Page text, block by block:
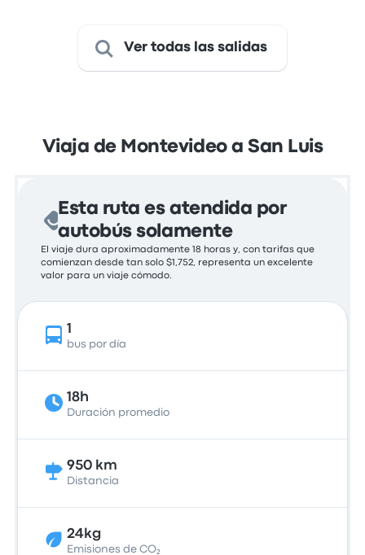
Ver todas las salidas
Viaja de Montevideo a San Luis
Esta ruta es atendida por
autobús solamente
El viaje dura aproximadamente 18 horas y, con tarifas que
comienzan desde tan solo $1,752, representa un excelente
valor para un viaje cómodo.
1
bus por día
18h
Duración promedio
950 km
Distancia
24kg
Emisiones de CO₂